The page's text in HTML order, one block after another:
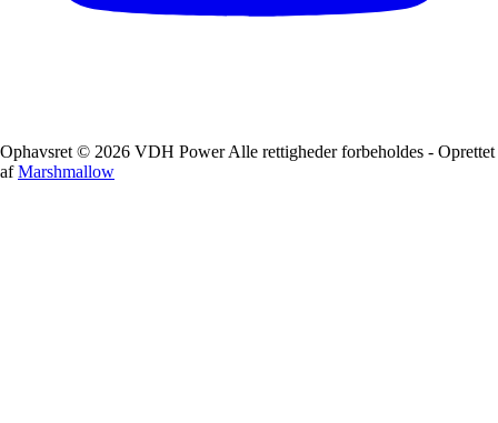
Ophavsret © 2026 VDH Power Alle rettigheder forbeholdes - Oprettet
afMarshmallow